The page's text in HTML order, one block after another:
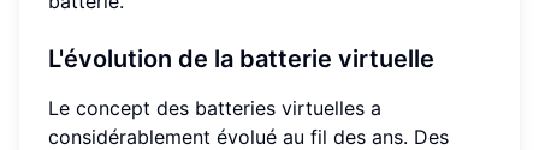
L'évolution de la batterie virtuelle
Le concept des batteries virtuelles a
considérablement évolué au fil des ans. Des